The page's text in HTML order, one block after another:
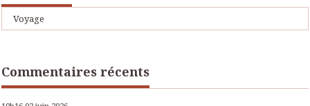
Voyage
Commentaires récents